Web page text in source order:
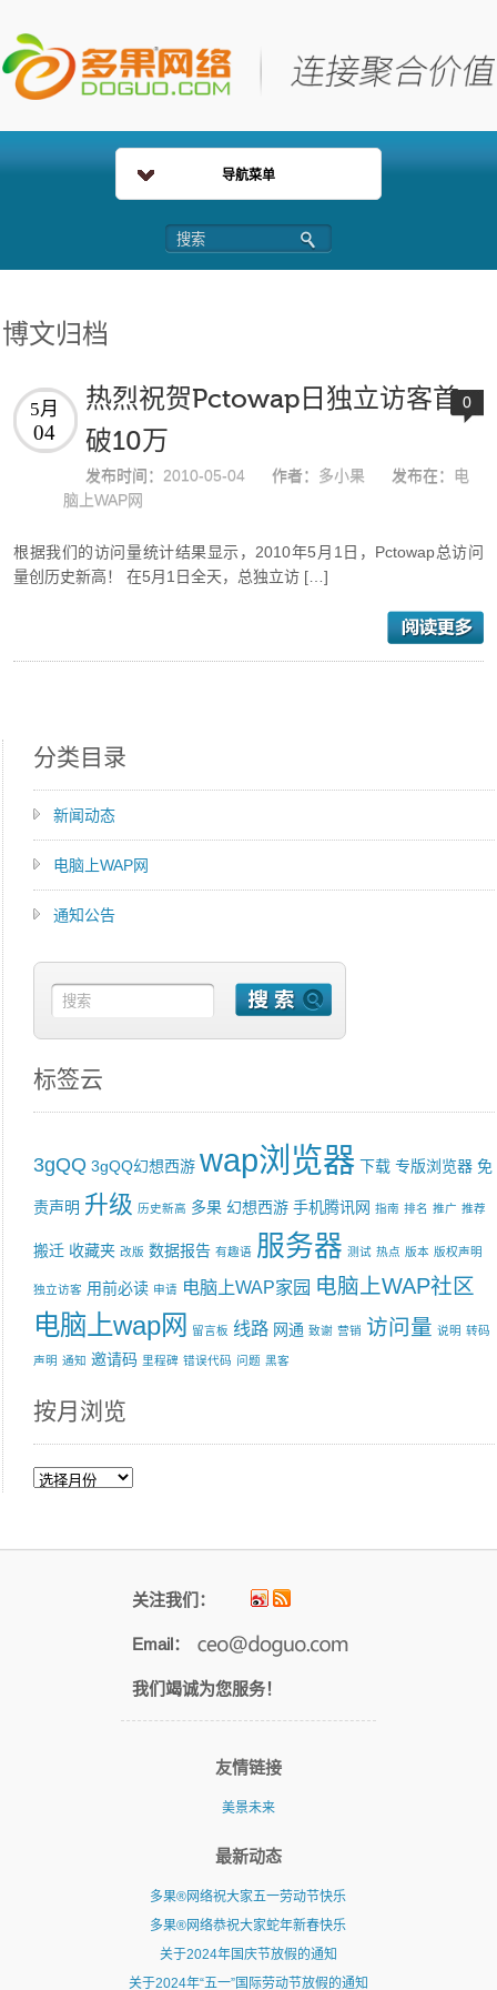
导航菜单
博文归档
热烈祝贺Pctowap日独立访客首
破10万
5月
04
发布时间： 2010-05-04 作者： 多小果 发布在： 电
脑上WAP网
0
根据我们的访问量统计结果显示，2010年5月1日，Pctowap总访问
量创历史新高！ 在5月1日全天，总独立访 […]
分类目录
新闻动态
电脑上WAP网
通知公告
标签云
3gQQ 3gQQ幻想西游 wap浏览器 下载 专版浏览器 免
责声明 升级 历史新高 多果 幻想西游 手机腾讯网 指南 排名 推广 推荐
搬迁 收藏夹 改版 数据报告 有趣语 服务器 测试 热点 版本 版权声明
独立访客 用前必读 申请 电脑上WAP家园 电脑上WAP社区
电脑上wap网 留言板 线路 网通 致谢 营销 访问量 说明 转码
声明 通知 邀请码 里程碑 错误代码 问题 黑客
按月浏览
按
览
关注我们：
Email：
我们竭诚为您服务！
友情链接
美景未来
最新动态
多果®网络祝大家五一劳动节快乐
多果®网络恭祝大家蛇年新春快乐
关于2024年国庆节放假的通知
关于2024年“五一”国际劳动节放假的通知